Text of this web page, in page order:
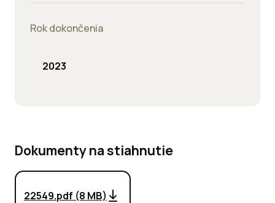
Rok dokončenia
2023
Dokumenty na stiahnutie
22549.pdf (8 MB)